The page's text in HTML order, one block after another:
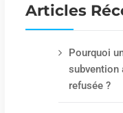
Articles
Pourquoi
subvention
refusée ?